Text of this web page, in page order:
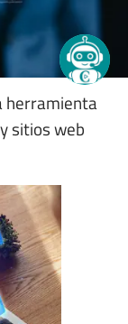
herramienta
sitios web